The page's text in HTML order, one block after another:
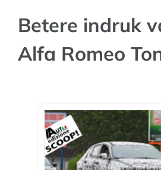
AUTO NIEUWS
Betere indruk
Alfa Romeo